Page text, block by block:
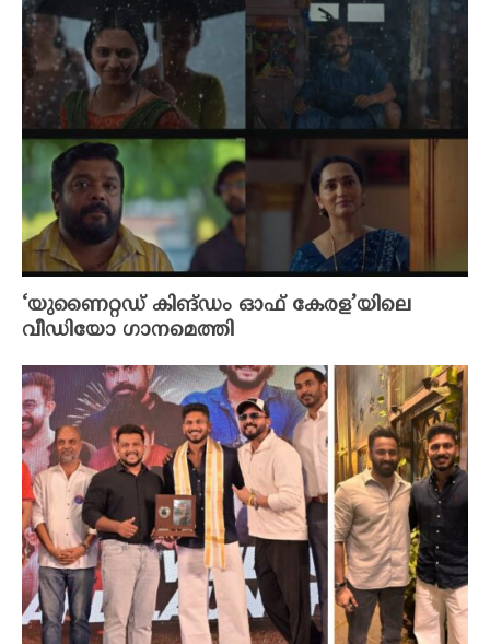
‘യുണൈറ്റഡ് കിങ്ഡം ഓഫ് കേരള’യിലെ
വീഡിയോ ഗാനമെത്തി